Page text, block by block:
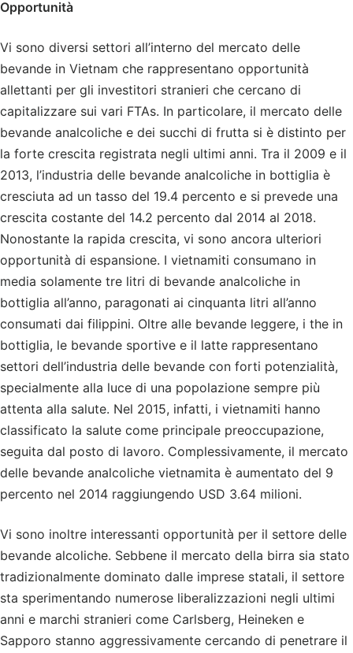
Opportunità
Vi sono diversi settori all’interno del mercato delle
bevande in Vietnam che rappresentano opportunità
allettanti per gli investitori stranieri che cercano di
capitalizzare sui vari FTAs. In particolare, il mercato delle
bevande analcoliche e dei succhi di frutta si è distinto per
la forte crescita registrata negli ultimi anni. Tra il 2009 e il
2013, l’industria delle bevande analcoliche in bottiglia è
cresciuta ad un tasso del 19.4 percento e si prevede una
crescita costante del 14.2 percento dal 2014 al 2018.
Nonostante la rapida crescita, vi sono ancora ulteriori
opportunità di espansione. I vietnamiti consumano in
media solamente tre litri di bevande analcoliche in
bottiglia all’anno, paragonati ai cinquanta litri all’anno
consumati dai filippini. Oltre alle bevande leggere, i the in
bottiglia, le bevande sportive e il latte rappresentano
settori dell’industria delle bevande con forti potenzialità,
specialmente alla luce di una popolazione sempre più
attenta alla salute. Nel 2015, infatti, i vietnamiti hanno
classificato la salute come principale preoccupazione,
seguita dal posto di lavoro. Complessivamente, il mercato
delle bevande analcoliche vietnamita è aumentato del 9
percento nel 2014 raggiungendo USD 3.64 milioni.
Vi sono inoltre interessanti opportunità per il settore delle
bevande alcoliche. Sebbene il mercato della birra sia stato
tradizionalmente dominato dalle imprese statali, il settore
sta sperimentando numerose liberalizzazioni negli ultimi
anni e marchi stranieri come Carlsberg, Heineken e
Sapporo stanno aggressivamente cercando di penetrare il